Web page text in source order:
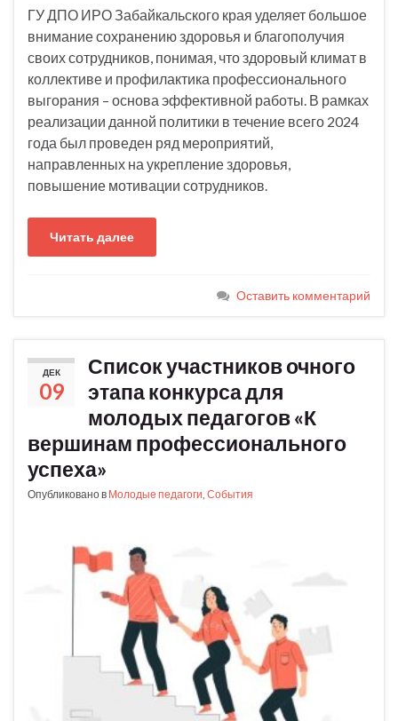
ГУ ДПО ИРО Забайкальского края уделяет большое
внимание сохранению здоровья и благополучия
своих сотрудников, понимая, что здоровый климат в
коллективе и профилактика профессионального
выгорания – основа эффективной работы. В рамках
реализации данной политики в течение всего 2024
года был проведен ряд мероприятий,
направленных на укрепление здоровья,
повышение мотивации сотрудников.
Читать далее
Оставить комментарий
ДЕК
09
Список участников очного
этапа конкурса для
молодых педагогов «К
вершинам профессионального
успеха»
Опубликовано в Молодые педагоги, События